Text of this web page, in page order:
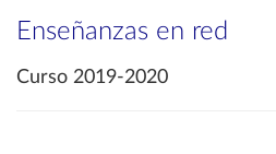
Enseñanzas en red
Curso 2019-2020